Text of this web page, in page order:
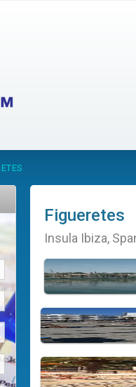
Figueretes
Insula Ibiza,